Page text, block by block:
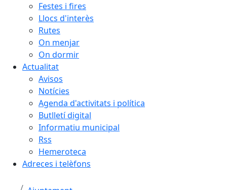
Festes i fires
Llocs d'interès
Rutes
On menjar
On dormir
Actualitat
Avisos
Notícies
Agenda d'activitats i política
Butlletí digital
Informatiu municipal
Rss
Hemeroteca
Adreces i telèfons